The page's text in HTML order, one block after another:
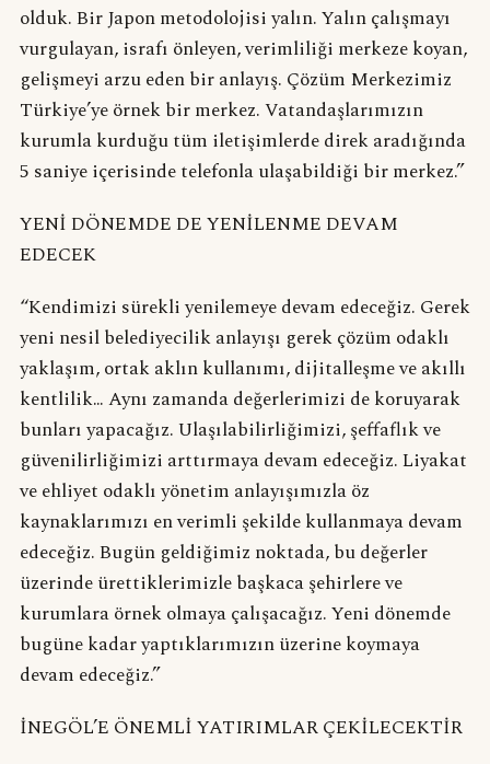
olduk. Bir Japon metodolojisi yalın. Yalın çalışmayı
vurgulayan, israfı önleyen, verimliliği merkeze koyan,
gelişmeyi arzu eden bir anlayış. Çözüm Merkezimiz
Türkiye’ye örnek bir merkez. Vatandaşlarımızın
kurumla kurduğu tüm iletişimlerde direk aradığında
5 saniye içerisinde telefonla ulaşabildiği bir merkez.”
YENİ DÖNEMDE DE YENİLENME DEVAM
EDECEK
“Kendimizi sürekli yenilemeye devam edeceğiz. Gerek
yeni nesil belediyecilik anlayışı gerek çözüm odaklı
yaklaşım, ortak aklın kullanımı, dijitalleşme ve akıllı
kentlilik… Aynı zamanda değerlerimizi de koruyarak
bunları yapacağız. Ulaşılabilirliğimizi, şeffaflık ve
güvenilirliğimizi arttırmaya devam edeceğiz. Liyakat
ve ehliyet odaklı yönetim anlayışımızla öz
kaynaklarımızı en verimli şekilde kullanmaya devam
edeceğiz. Bugün geldiğimiz noktada, bu değerler
üzerinde ürettiklerimizle başkaca şehirlere ve
kurumlara örnek olmaya çalışacağız. Yeni dönemde
bugüne kadar yaptıklarımızın üzerine koymaya
devam edeceğiz.”
İNEGÖL’E ÖNEMLİ YATIRIMLAR ÇEKİLECEKTİR